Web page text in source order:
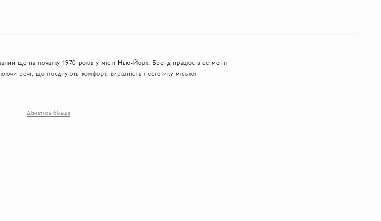
ще на початку 1970 років у місті Нью-Йорк. Бренд працює в сегменті
речі, що поєднують комфорт, виразність і естетику міської
із найвпливовіших американських брендів XX століття.
Дізнатись більше